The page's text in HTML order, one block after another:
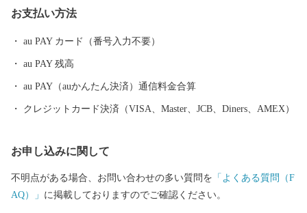
す。
お支払い方法
au PAY カード（番号入力不要）
au PAY 残高
au PAY（auかんたん決済）通信料金合算
クレジットカード決済（VISA、Master、JCB、Diners、AMEX）
お申し込みに関して
不明点がある場合、お問い合わせの多い質問を 「よくある質問（F
AQ）」 に掲載しておりますのでご確認ください。